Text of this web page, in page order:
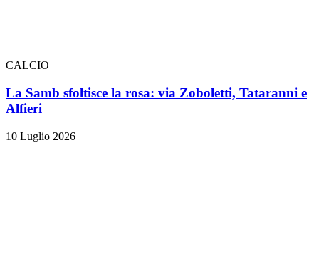
CALCIO
La Samb sfoltisce la rosa: via Zoboletti, Tataranni e
Alfieri
10 Luglio 2026